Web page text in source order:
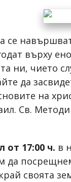
се
върху
ни, чието
да
на
Св.
от 17:00 ч. в
да
своята